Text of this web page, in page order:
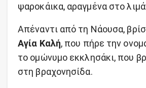
ψαροκάικα, αραγμένα στο
Απέναντι από τη Νάουσα,
Αγία Καλή, που πήρε την
το ομώνυμο εκκλησάκι, που
στη βραχονησίδα.